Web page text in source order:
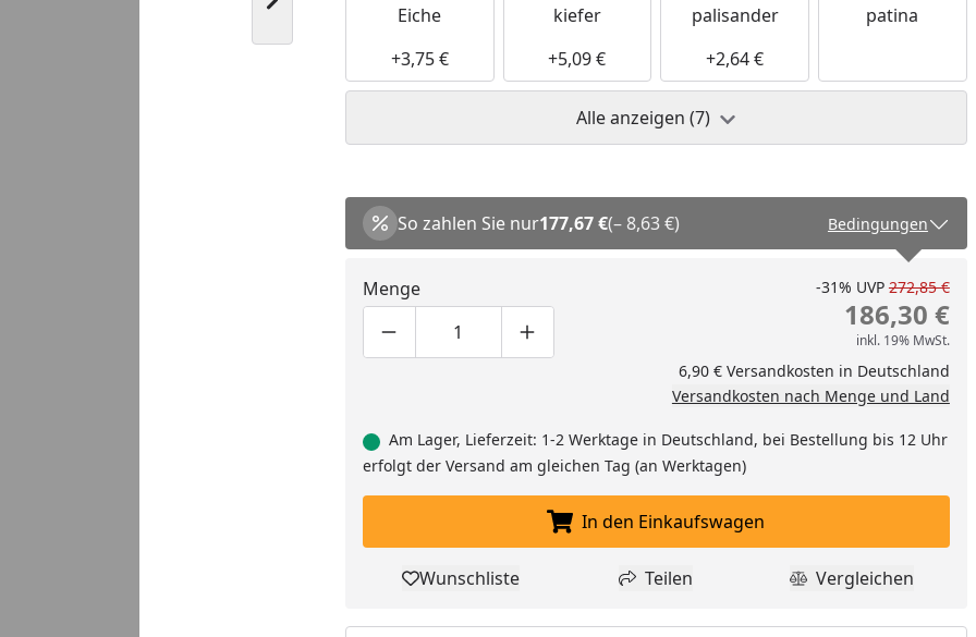
Eiche
+3,75 €
kiefer
+5,09 €
palisander
+2,64 €
patina
Alle anzeigen (7)
So zahlen Sie nur177,67 €(– 8,63 €) Bedingungen
Menge
Produktmenge um eins verringern
Produktmenge manuell eingeben
Produktmenge um eins erhöhen
-31% UVP 272,85 €
186,30 €
inkl. 19% MwSt.
6,90 € Versandkosten in Deutschland
Versandkosten nach Menge und Land
Am Lager, Lieferzeit: 1-2 Werktage in Deutschland, bei Bestellung bis 12 Uhr
erfolgt der Versand am gleichen Tag (an Werktagen)
In den Einkaufswagen legen
In den Einkaufswagen
Produkt zur Wunschliste hinzufügen
Wunschliste Teilen
Teilen Produkt
Vergleichen